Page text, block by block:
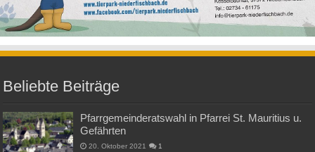
Beliebte Beiträge
Pfarrgemeinderatswahl in Pfarrei St. Mauritius u.
Gefährten
20. Oktober 2021 1